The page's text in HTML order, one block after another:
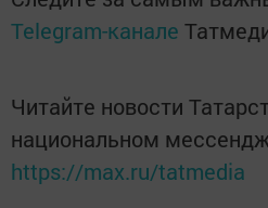
Telegram-канале
Читайте новости
национальном
https://max.ru/tatmedia